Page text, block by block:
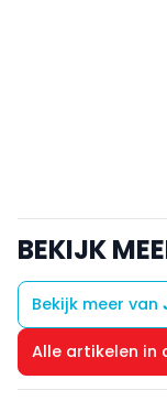
BEKIJK
Bekijk meer van
Alle artikelen in